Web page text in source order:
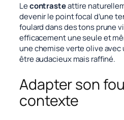
Lecontrasteattire
devenir le point focal d’une
foulard dans des tons prune
efficacement une seule et
une chemise verte olive avec
être audacieux mais raffiné.
Adapter son
contexte